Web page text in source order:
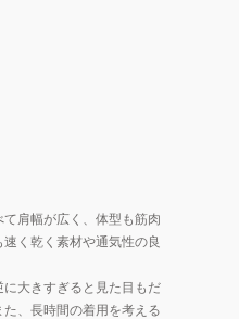
肩幅が広く、体型も筋肉
く乾く素材や通気性の良
大きすぎると見た目もだ
、長時間の着用を考える